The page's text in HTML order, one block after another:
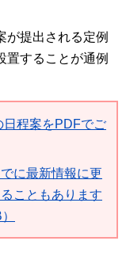
が提出される定例
置することが通例
日程案をPDFでご
に最新情報に更
こともあります